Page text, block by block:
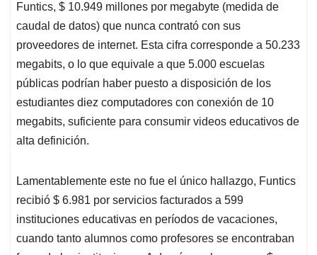
Funtics, $ 10.949 millones por megabyte (medida de
caudal de datos) que nunca contrató con sus
proveedores de internet. Esta cifra corresponde a 50.233
megabits, o lo que equivale a que 5.000 escuelas
públicas podrían haber puesto a disposición de los
estudiantes diez computadores con conexión de 10
megabits, suficiente para consumir videos educativos de
alta definición.
Lamentablemente este no fue el único hallazgo, Funtics
recibió $ 6.981 por servicios facturados a 599
instituciones educativas en períodos de vacaciones,
cuando tanto alumnos como profesores se encontraban